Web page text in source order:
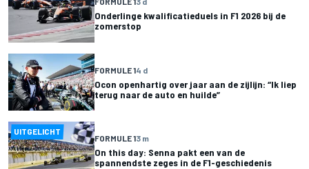
Onderlinge kwalificatieduels in F1 2026 bij de
zomerstop
FORMULE 14 d
Ocon openhartig over jaar aan de zijlijn: “Ik liep
terug naar de auto en huilde”
UITGELICHT
FORMULE 13 m
On this day: Senna pakt een van de
spannendste zeges in de F1-geschiedenis